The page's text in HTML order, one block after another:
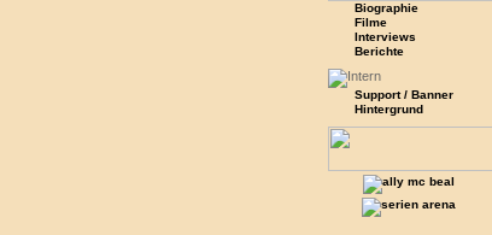
Biographie
Filme
Interviews
Berichte
Support / Banner
Hintergrund